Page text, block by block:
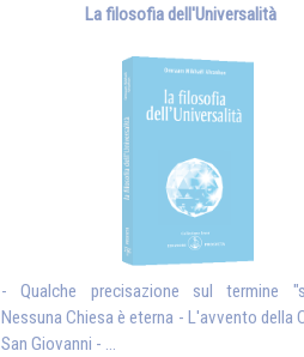
La filosofia dell'Universalità
- Qualche precisazione sul termine
Nessuna Chiesa è eterna - L'avvento della
San Giovanni - ...